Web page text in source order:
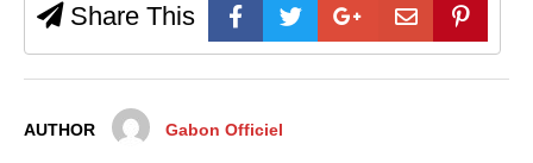
Share This
AUTHOR Gabon Officiel